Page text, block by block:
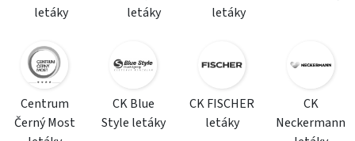
letáky
letáky
letáky
Centrum
Černý Most
CK Blue
Style letáky
CK FISCHER
letáky
CK
Neckermann